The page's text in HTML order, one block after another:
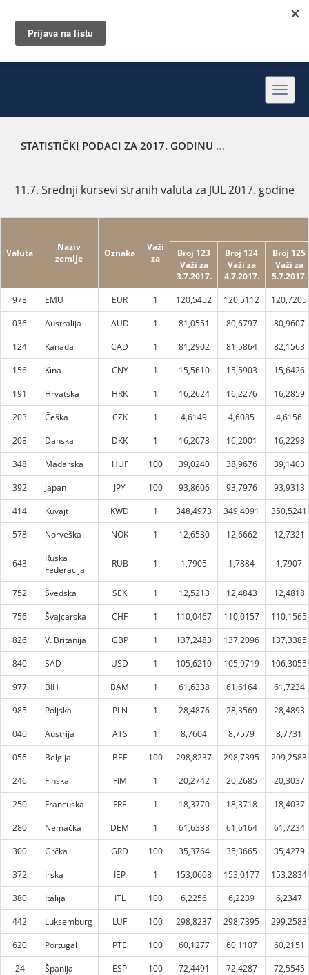
STATISTIČKI PODACI ZA 2017. GODINU
11.7. Srednji kursevi stranih valuta za JUL 2017. godine
Valuta
Naziv
zemlje
Oznaka
Važi
za
Broj 123
Važi za
3.7.2017.
Broj 124
Važi za
4.7.2017.
Broj 125
Važi za
5.7.2017.
978
EMU EUR 1 120,5452 120,5112
120,7205
036
Australija AUD 1 81,0551 80,6797
80,9607
124
Kanada CAD 1 81,2902 81,5864
82,1563
156
Kina CNY 1 15,5610 15,5903
15,6426
191
Hrvatska HRK 1 16,2624 16,2276
16,2859
203
Češka CZK 1 4,6149 4,6085
4,6156
208
Danska DKK 1 16,2073 16,2001
16,2298
348
Mađarska HUF 100 39,0240 38,9676
39,1403
392
Japan JPY 100 93,8606 93,7976
93,9313
414
Kuvajt KWD 1 348,4973 349,4091
350,5241
578
Norveška NOK 1 12,6530 12,6662 12,7321
643
Ruska
Federacija
RUB 1 1,7905 1,7884 1,7907
752 Švedska SEK 1 12,5213 12,4843
12,4818
756
Švajcarska CHF 1 110,0467 110,0157
110,1565
826
V. Britanija GBP 1 137,2483 137,2096
137,3385
840
SAD USD 1 105,6210 105,9719
106,3055
977
BIH BAM 1 61,6338 61,6164
61,7234
985
Poljska PLN 1 28,4876 28,3569
28,4893
040
Austrija ATS 1 8,7604 8,7579
8,7731
056
Belgija BEF 100 298,8237 298,7395
299,2583
246
Finska FIM 1 20,2742 20,2685
20,3037
250
Francuska FRF 1 18,3770 18,3718
18,4037
280
Nemačka DEM 1 61,6338 61,6164
61,7234
300
Grčka GRD 100 35,3764 35,3665
35,4279
372
Irska IEP 1 153,0608 153,0177
153,2834
380
Italija ITL 100 6,2256 6,2239
6,2347
442
Luksemburg LUF 100 298,8237 298,7395
299,2583
620
Portugal PTE 100 60,1277 60,1107
60,2151
24
Španija ESP 100 72,4491 72,4287 72,5545